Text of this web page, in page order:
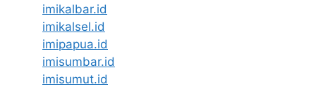
imikalbar.id
imikalsel.id
imipapua.id
imisumbar.id
imisumut.id